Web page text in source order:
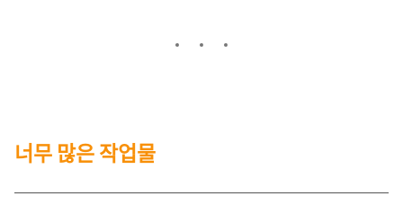
너무 많은 작업물